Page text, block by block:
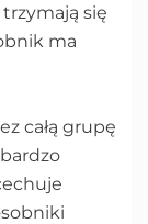
się
ma
całą grupę